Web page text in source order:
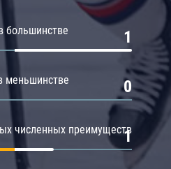
большинстве 1
меньшинстве 0
численных преимуществ
1